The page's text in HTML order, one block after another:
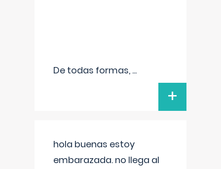
De todas formas, ...
+
hola buenas estoy
embarazada. no llega al